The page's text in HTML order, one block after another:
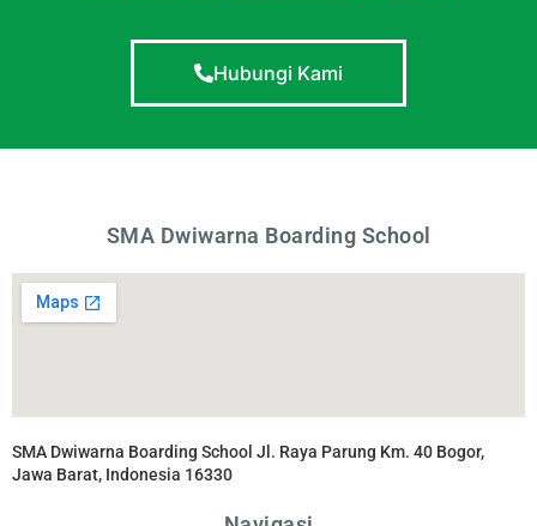
Hubungi Kami
SMA Dwiwarna Boarding School
SMA Dwiwarna Boarding School Jl. Raya Parung Km. 40 Bogor,
Jawa Barat, Indonesia 16330